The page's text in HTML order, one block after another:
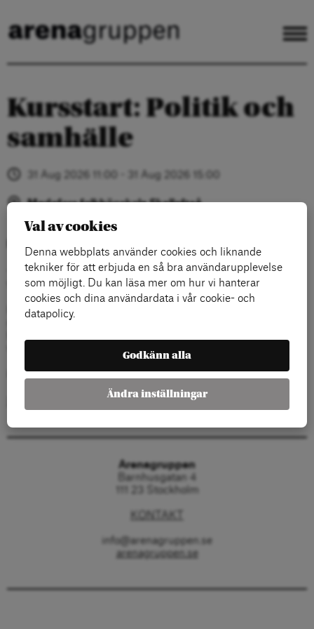
Kursstart: Politik och
samhälle
31 Aug 2026 11:00 - 31 Aug 2026 15:00
Medefors folkhögskola Skellefteå
Politik och samhälle seniorkurs – seniorkurs i Skellefteå
– för dig som vill diskutera viktiga samhällsfrågor som
välfärd, rasism och klimat.
Kursen anordnas av Medlefors Folkhögskola i samarbete
med Arena och ses en dag i veckan i Skellefteå.
Arenagruppen
Barnhusgatan 4
111 23 Stockholm
KONTAKT
info@arenagruppen.se
arenagruppen.se
Val av cookies
Denna webbplats använder cookies och liknande
tekniker för att erbjuda en så bra användarupplevelse
som möjligt. Du kan läsa mer om hur vi hanterar
cookies och dina användardata i vår cookie- och
datapolicy.
Godkänn alla
Ändra inställningar